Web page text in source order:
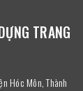
TRANG
Hóc Môn, Thành